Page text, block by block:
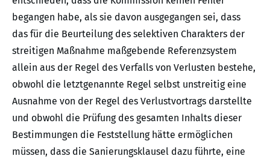
begangen habe, als sie davon ausgegangen sei, dass
das für die Beurteilung des selektiven Charakters der
streitigen Maßnahme maßgebende Referenzsystem
allein aus der Regel des Verfalls von Verlusten bestehe,
obwohl die letztgenannte Regel selbst unstreitig eine
Ausnahme von der Regel des Verlustvortrags darstellte
und obwohl die Prüfung des gesamten Inhalts dieser
Bestimmungen die Feststellung hätte ermöglichen
müssen, dass die Sanierungsklausel dazu führte, eine